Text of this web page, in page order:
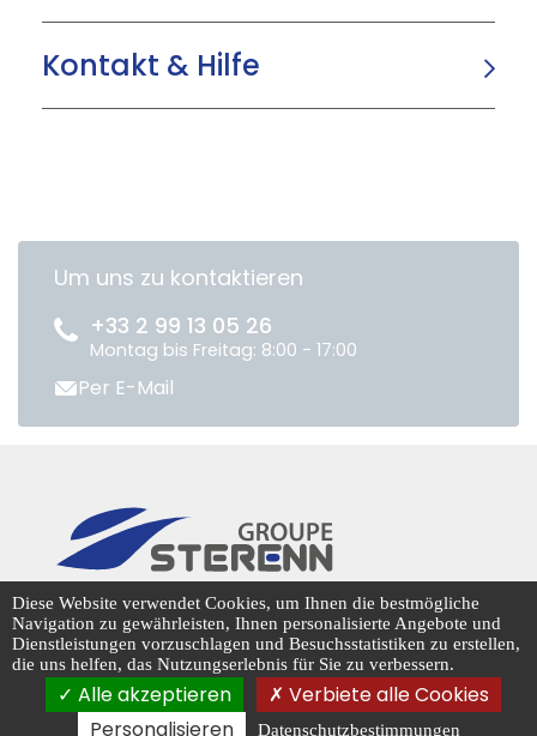
Kontakt & Hilfe
Um uns zu kontaktieren
+33 2 99 13 05 26
Montag bis Freitag: 8:00 - 17:00
Per E-Mail
CENTRADIS © 2026
Cookie-Management
Diese Website verwendet Cookies, um Ihnen die bestmögliche
Navigation zu gewährleisten, Ihnen personalisierte Angebote und
Dienstleistungen vorzuschlagen und Besuchsstatistiken zu erstellen,
die uns helfen, das Nutzungserlebnis für Sie zu verbessern.
Alle akzeptieren
Verbiete alle Cookies
Personalisieren
Datenschutzbestimmungen